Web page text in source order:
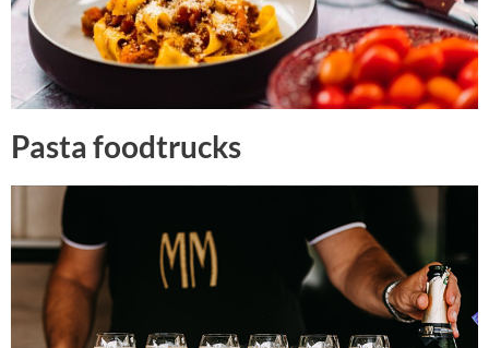
Pasta foodtrucks